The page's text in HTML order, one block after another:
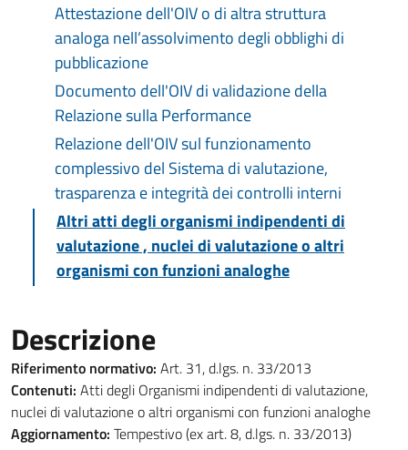
Attestazione dell'OIV o di altra struttura
analoga nell’assolvimento degli obblighi di
pubblicazione
Documento dell'OIV di validazione della
Relazione sulla Performance
Relazione dell'OIV sul funzionamento
complessivo del Sistema di valutazione,
trasparenza e integrità dei controlli interni
Altri atti degli organismi indipendenti di
valutazione , nuclei di valutazione o altri
organismi con funzioni analoghe
Descrizione
Riferimento normativo: Art. 31, d.lgs. n. 33/2013
Contenuti: Atti degli Organismi indipendenti di valutazione,
nuclei di valutazione o altri organismi con funzioni analoghe
Aggiornamento: Tempestivo (ex art. 8, d.lgs. n. 33/2013)